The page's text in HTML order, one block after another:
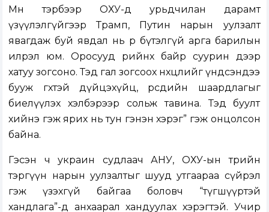
Мөн тэрбээр ОХУ-д урьдчилан дарамт
үзүүлэлгүйгээр Трамп, Путин нарын уулзалт
явагдаж буй явдал нь өөрөө бүтэлгүй арга барилын
илрэл юм. Оросууд өөрийнхөө байр суурин дээр
хатуу зогсоно. Тэд гал зогсоох нөхцөлийг үндсэндээ
бууж өгөхтэй дүйцэхүйц, өөрсдийн шаардлагыг
биелүүлэх хэлбэрээр сольж тавина. Тэд буулт
хийнэ гэж ярих нь тун гэнэн хэрэг” гэж онцолсон
байна.
Гэсэн ч украин судлаач АНУ, ОХУ-ын төрийн
тэргүүн нарын уулзалтыг шууд утгаараа сүйрэл
гэж үзэхгүй байгаа боловч “түгшүүртэй
хандлага”-д анхаарал хандуулах хэрэгтэй. Учир